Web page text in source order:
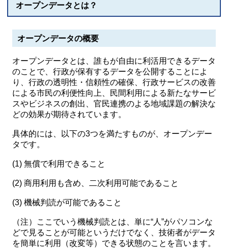
オープンデータとは？
オープンデータの概要
オープンデータとは、誰もが自由に利活用できるデータ
のことで、行政が保有するデータを公開することによ
り、行政の透明性・信頼性の確保、行政サービスの改善
による市民の利便性向上、民間利用による新たなサービ
スやビジネスの創出、官民連携のよる地域課題の解決な
どの効果が期待されています。
具体的には、以下の3つを満たすものが、オープンデー
タです。
(1) 無償で利用できること
(2) 商用利用も含め、二次利用可能であること
(3) 機械判読が可能であること
（注）ここでいう機械判読とは、単に“人”がパソコンな
どで見ることが可能というだけでなく、技術者がデータ
を簡単に利用（改変等）できる状態のことを言います。